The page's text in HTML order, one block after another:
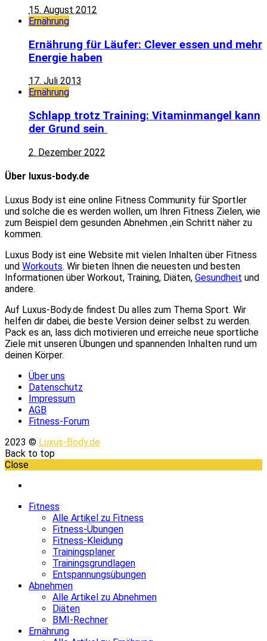
15. August 2012
Ernährung
Ernährung für Läufer: Clever essen und mehr
Energie haben
17. Juli 2013
Ernährung
Schlapp trotz Training: Vitaminmangel kann
der Grund sein
2. Dezember 2022
Über luxus-body.de
Luxus Body ist eine online Fitness Community für Sportler
und solche die es werden wollen, um Ihren Fitness Zielen, wie
zum Beispiel dem gesunden Abnehmen ,ein Schritt näher zu
kommen.
Luxus Body ist eine Website mit vielen Inhalten über Fitness
und Workouts. Wir bieten Ihnen die neuesten und besten
Informationen über Workout, Training, Diäten, Gesundheit und
andere.
Auf Luxus-Body.de findest Du alles zum Thema Sport. Wir
helfen dir dabei, die beste Version deiner selbst zu werden.
Pack es an, lass dich motivieren und erreiche neue sportliche
Ziele mit unseren Übungen und spannenden Inhalten rund um
deinen Körper.
Über uns
Datenschutz
Impressum
AGB
Fitness-Forum
2023 © Luxus-Body.de
Back to top
Close
Fitness
Alle Artikel zu Fitness
Fitness-Übungen
Fitness-Kleidung
Trainingsplaner
Trainingsgrundlagen
Entspannungsübungen
Abnehmen
Alle Artikel zu Abnehmen
Diäten
BMI-Rechner
Ernährung